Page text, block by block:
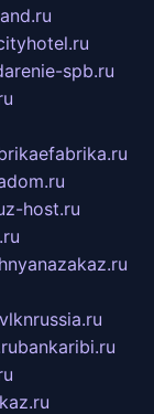
spb.ru
z-host.ru
vlknrussia.ru
bankaribi.ru